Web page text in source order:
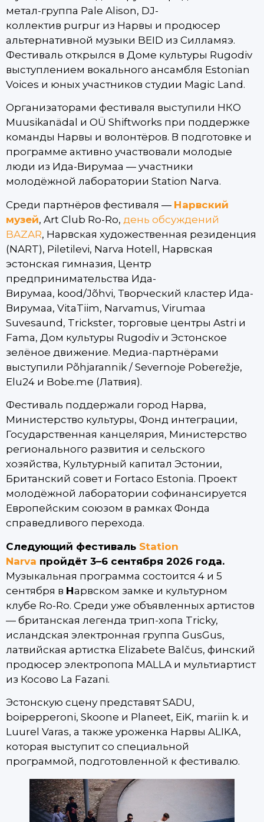
метал-группа Pale Alison, DJ-
коллектив purpur из Нарвы и продюсер
альтернативной музыки BEID из Силламяэ.
Фестиваль открылся в Доме культуры Rugodiv
выступлением вокального ансамбля Estonian
Voices и юных участников студии Magic Land.
Организаторами фестиваля выступили НКО
Muusikanädal и OÜ Shiftworks при поддержке
команды Нарвы и волонтёров. В подготовке и
программе активно участвовали молодые
люди из Ида-Вирумаа — участники
молодёжной лаборатории Station Narva.
Среди партнёров фестиваля — Нарвский
музей, Art Club Ro-Ro, день обсуждений
BAZAR, Нарвская художественная резиденция
(NART), Piletilevi, Narva Hotell, Нарвская
эстонская гимназия, Центр
предпринимательства Ида-
Вирумаа, kood/Jõhvi, Творческий кластер Ида-
Вирумаа, VitaTiim, Narvamus, Virumaa
Suvesaund, Trickster, торговые центры Astri и
Fama, Дом культуры Rugodiv и Эстонское
зелёное движение. Медиа-партнёрами
выступили Põhjarannik / Severnoje Poberežje,
Elu24 и Bobe.me (Латвия).
Фестиваль поддержали город Нарва,
Министерство культуры, Фонд интеграции,
Государственная канцелярия, Министерство
регионального развития и сельского
хозяйства, Культурный капитал Эстонии,
Британский совет и Fortaco Estonia. Проект
молодёжной лаборатории софинансируется
Европейским союзом в рамках Фонда
справедливого перехода.
Следующий фестиваль Station
Narva пройдёт 3–6 сентября 2026 года.
Музыкальная программа состоится 4 и 5
сентября в Нарвском замке и культурном
клубе Ro-Ro. Среди уже объявленных артистов
— британская легенда трип-хопа Tricky,
исландская электронная группа GusGus,
латвийская артистка Elizabete Balčus, финский
продюсер электропопа MALLA и мультиартист
из Косово La Fazani.
Эстонскую сцену представят SADU,
boipepperoni, Skoone и Planeet, EiK, mariin k. и
Luurel Varas, а также уроженка Нарвы ALIKA,
которая выступит со специальной
программой, подготовленной к фестивалю.